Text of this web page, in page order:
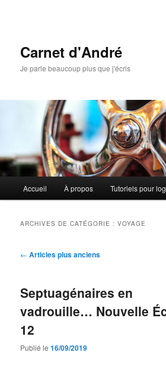
Carnet d'André
Je parle beaucoup plus que j'écris
principal
Accueil À propos Tutoriels pour
ARCHIVES DE CATÉGORIE :VOYAGE
Navigation
← Articles plus anciens
Septuagénaires en
vadrouille… Nouvelle
12
Publié le16/09/2019